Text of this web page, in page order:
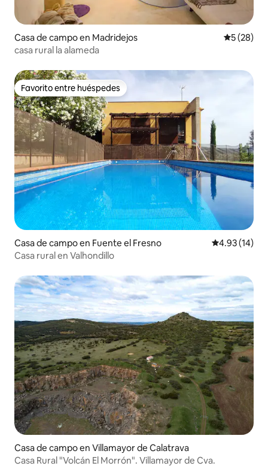
Casa de campo en Madridejos
5 (28)
casa rural la alameda
Favorito entre huéspedes
Favorito entre huéspedes
Casa de campo en Fuente el Fresno Calificación
4.93 (14)
Casa rural en Valhondillo
Casa de campo en Villamayor de Calatrava
Casa Rural "Volcán El Morrón". Villamayor de Cva.